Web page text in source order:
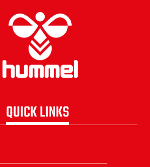
QUICK LINKS